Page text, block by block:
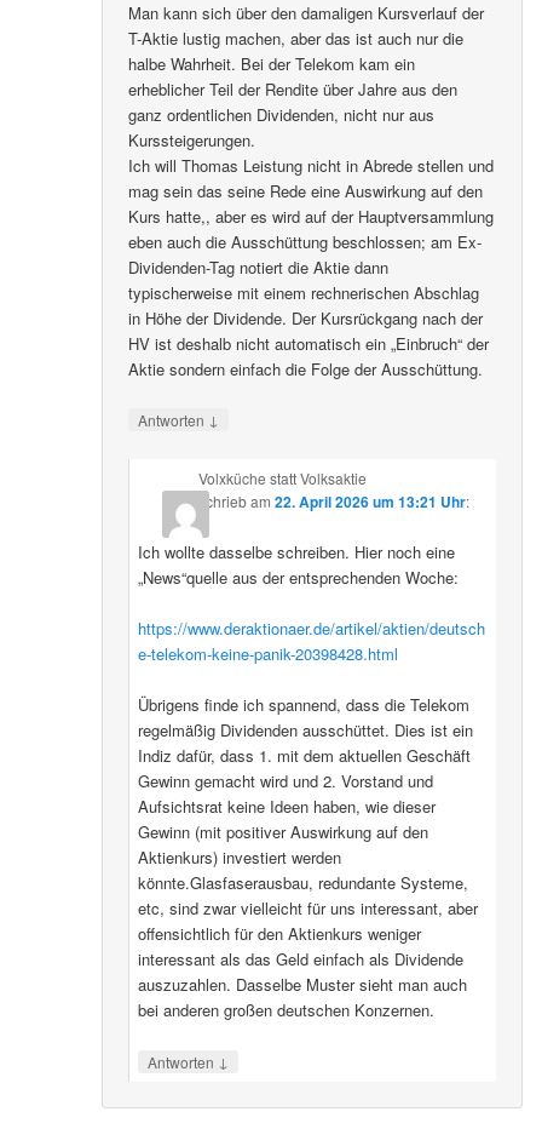
Man kann sich über den damaligen Kursverlauf der
T-Aktie lustig machen, aber das ist auch nur die
halbe Wahrheit. Bei der Telekom kam ein
erheblicher Teil der Rendite über Jahre aus den
ganz ordentlichen Dividenden, nicht nur aus
Kurssteigerungen.
Ich will Thomas Leistung nicht in Abrede stellen und
mag sein das seine Rede eine Auswirkung auf den
Kurs hatte,, aber es wird auf der Hauptversammlung
eben auch die Ausschüttung beschlossen; am Ex-
Dividenden-Tag notiert die Aktie dann
typischerweise mit einem rechnerischen Abschlag
in Höhe der Dividende. Der Kursrückgang nach der
HV ist deshalb nicht automatisch ein „Einbruch“ der
Aktie sondern einfach die Folge der Ausschüttung.
Antworten ↓
Volxküche statt Volksaktie
schriebam 22. April 2026 um 13:21 Uhr:
Ich wollte dasselbe schreiben. Hier noch eine
„News“quelle aus der entsprechenden Woche:
https://www.deraktionaer.de/artikel/aktien/deutsch
e-telekom-keine-panik-20398428.html
Übrigens finde ich spannend, dass die Telekom
regelmäßig Dividenden ausschüttet. Dies ist ein
Indiz dafür, dass 1. mit dem aktuellen Geschäft
Gewinn gemacht wird und 2. Vorstand und
Aufsichtsrat keine Ideen haben, wie dieser
Gewinn (mit positiver Auswirkung auf den
Aktienkurs) investiert werden
könnte.Glasfaserausbau, redundante Systeme,
etc, sind zwar vielleicht für uns interessant, aber
offensichtlich für den Aktienkurs weniger
interessant als das Geld einfach als Dividende
auszuzahlen. Dasselbe Muster sieht man auch
bei anderen großen deutschen Konzernen.
Antworten ↓